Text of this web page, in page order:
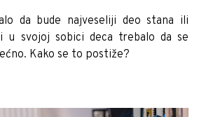
da bude najveseliji deo stana ili
u svojoj sobici deca trebalo da se
Kako se to postiže?